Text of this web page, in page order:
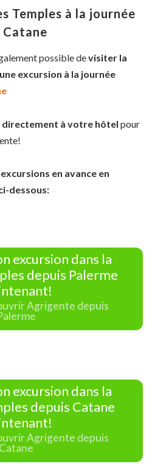
Temples à la journée
Catane
possible devisiter la
excursion à la journée
directement à votre hôtel pour
en avance en
dessous:
excursion dans la
depuis Palerme
Agrigente depuis
excursion dans la
depuis Catane
Agrigente depuis
Catane